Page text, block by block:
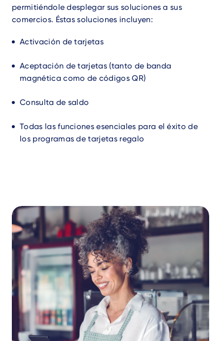
permitiéndole desplegar sus soluciones a sus
comercios. Éstas soluciones incluyen:
Activación de tarjetas
Aceptación de tarjetas (tanto de banda
magnética como de códigos QR)
Consulta de saldo
Todas las funciones esenciales para el éxito de
los programas de tarjetas regalo